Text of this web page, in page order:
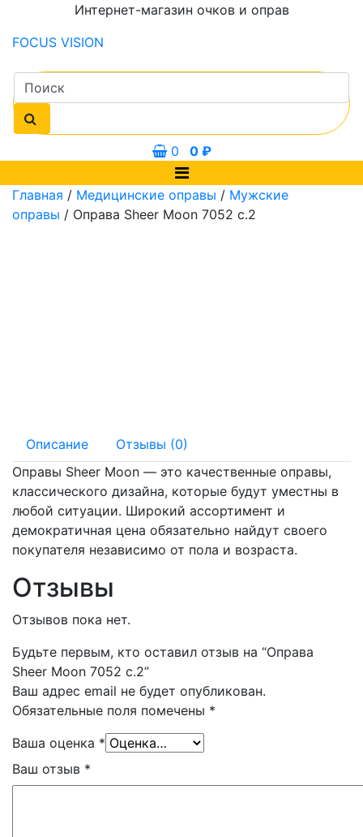
Интернет-магазин очков и оправ
FOCUS VISION
0 0 ₽
Главная / Медицинские оправы / Мужские
оправы / Оправа Sheer Moon 7052 с.2
Описание
Отзывы (0)
Оправы Sheer Moon — это качественные оправы,
классического дизайна, которые будут уместны в
любой ситуации. Широкий ассортимент и
демократичная цена обязательно найдут своего
покупателя независимо от пола и возраста.
Отзывы
Отзывов пока нет.
Будьте первым, кто оставил отзыв на “Оправа
Sheer Moon 7052 с.2”
Ваш адрес email не будет опубликован.
Обязательные поля помечены *
Ваша оценка *
Ваш отзыв *